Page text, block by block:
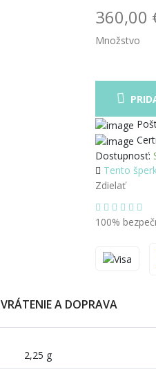
360,00
Množstvo
Dostupnosť:
Tento
Zdielať
100%
VRÁTENIE A DOPRAVA
2,25 g